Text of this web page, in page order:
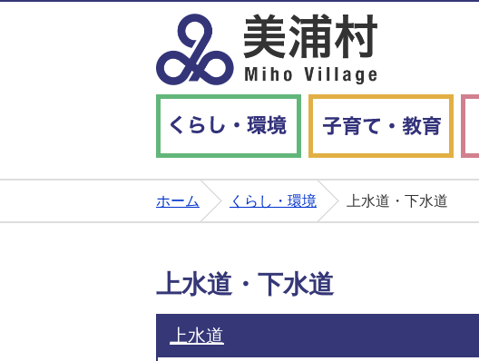
ホーム くらし・環境 上水道・下水道
上水道・下水道
上水道